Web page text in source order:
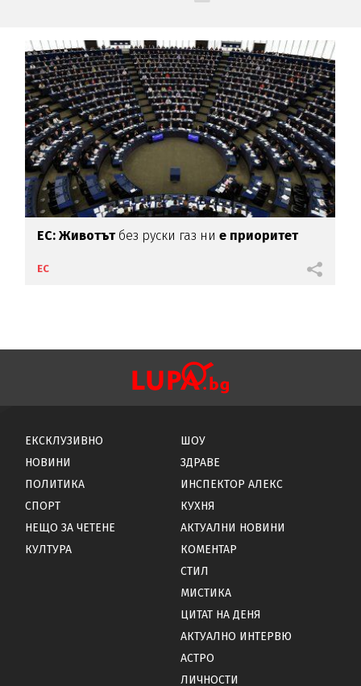
EС: Животътбез руски газ ние приоритет
ЕС
ЕКСКЛУЗИВНО
НОВИНИ
ПОЛИТИКА
СПОРТ
НЕЩО ЗА ЧЕТЕНЕ
КУЛТУРА
ШОУ
ЗДРАВЕ
ИНСПЕКТОР АЛЕКС
КУХНЯ
АКТУАЛНИ НОВИНИ
КОМЕНТАР
СТИЛ
МИСТИКА
ЦИТАТ НА ДЕНЯ
АКТУАЛНО ИНТЕРВЮ
АСТРО
ЛИЧНОСТИ